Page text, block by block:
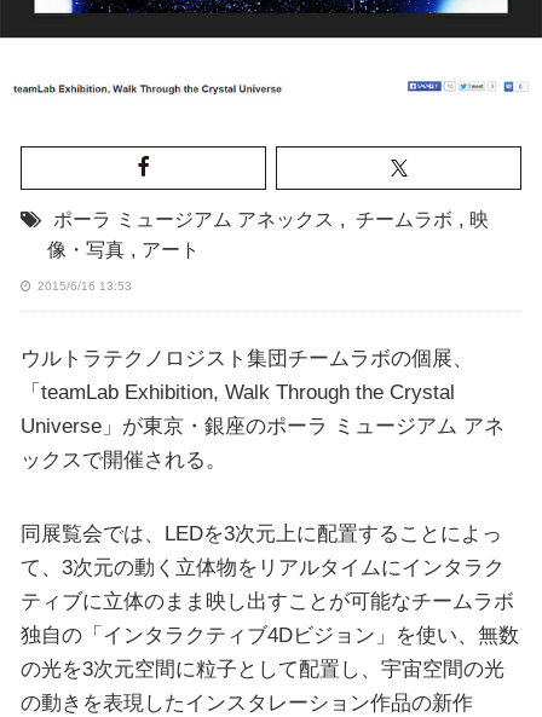
ポーラ ミュージアム アネックス , チームラボ , 映
像・写真 , アート
2015/6/16 13:53
ウルトラテクノロジスト集団チームラボの個展、
「teamLab Exhibition, Walk Through the Crystal
Universe」が東京・銀座のポーラ ミュージアム アネ
ックスで開催される。
同展覧会では、LEDを3次元上に配置することによっ
て、3次元の動く立体物をリアルタイムにインタラク
ティブに立体のまま映し出すことが可能なチームラボ
独自の「インタラクティブ4Dビジョン」を使い、無数
の光を3次元空間に粒子として配置し、宇宙空間の光
の動きを表現したインスタレーション作品の新作